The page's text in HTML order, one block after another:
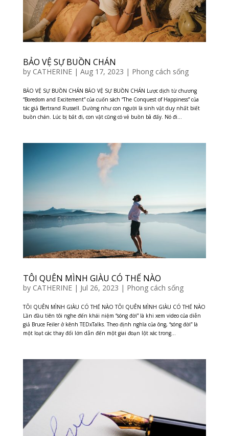
BẢO VỆ SỰ BUỒN CHÁN
by CATHERINE| Aug 17, 2023 | Phong cách sống
BẢO VỆ SỰ BUỒN CHÁN BẢO VỆ SỰ BUỒN CHÁN Lược dịch từ chương
“Boredom and Excitement” của cuốn sách “The Conquest of Happiness” của
tác giả Bertrand Russell. Dường như con người là sinh vật duy nhất biết
buồn chán. Lúc bị bắt đi, con vật cũng có vẻ buồn bã đấy. Nó đi...
TÔI QUÊN MÌNH GIÀU CÓ THẾ NÀO
by CATHERINE| Jul 26, 2023 | Phong cách sống
TÔI QUÊN MÌNH GIÀU CÓ THẾ NÀO TÔI QUÊN MÌNH GIÀU CÓ THẾ NÀO
Lần đầu tiên tôi nghe đến khái niệm “sóng đời” là khi xem video của diễn
giả Bruce Feiler ở kênh TEDxTalks. Theo định nghĩa của ông, “sóng đời” là
một loạt các thay đổi lớn dẫn đến một giai đoạn lột xác trong...